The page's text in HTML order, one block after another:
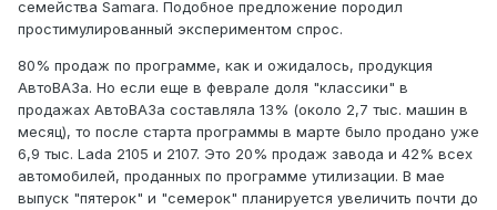
семейства Samara. Подобное предложение породил
простимулированный экспериментом спрос.
80% продаж по программе, как и ожидалось, продукция
АвтоВАЗа. Но если еще в феврале доля "классики" в
продажах АвтоВАЗа составляла 13% (около 2,7 тыс. машин в
месяц), то после старта программы в марте было продано уже
6,9 тыс. Lada 2105 и 2107. Это 20% продаж завода и 42% всех
автомобилей, проданных по программе утилизации. В мае
выпуск "пятерок" и "семерок" планируется увеличить почти до